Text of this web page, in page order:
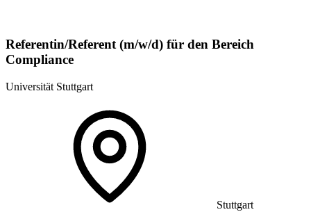
Referentin/Referent (m/w/d) für den Bereich
Compliance
Universität Stuttgart
Stuttgart